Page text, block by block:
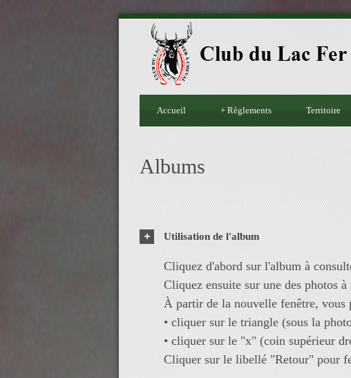
Accueil Règlements
+ Territoire
Albums
Utilisation de l'album
Cliquez d'abord sur l'album à
Cliquez ensuite sur une des photos
À partir de la nouvelle fenêtre, vous
• cliquer sur le triangle (sous la
• cliquer sur le "x" (coin supérieur
Cliquer sur le libellé "Retour" pour